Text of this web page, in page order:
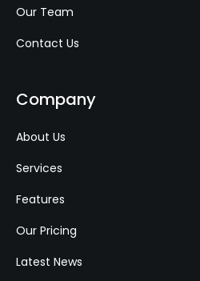
Our Team
Contact Us
Company
About Us
Services
Features
Our Pricing
Latest News